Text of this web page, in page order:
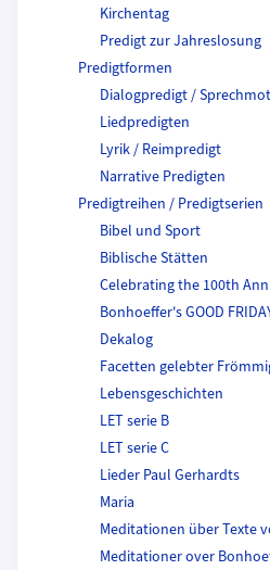
Kirchentag
Predigt zur Jahreslosung
Predigtformen
Dialogpredigt /
Liedpredigten
Lyrik / Reimpredigt
Narrative Predigten
Predigtreihen / Predigtserien
Bibel und Sport
Biblische Stätten
Celebrating the 100th
Bonhoeffer's GOOD
Dekalog
Facetten gelebter
Lebensgeschichten
LET serie B
LET serie C
Lieder Paul Gerhardts
Maria
Meditationen über Texte
Meditationer over